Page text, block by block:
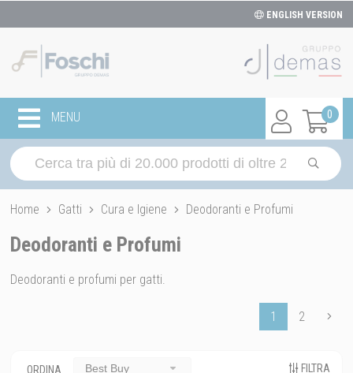
ENGLISH VERSION
0
MENU
Home Gatti Cura e Igiene Deodoranti e Profumi
Deodoranti e Profumi
Deodoranti e profumi per gatti.
1 2
ORDINA Best Buy FILTRA